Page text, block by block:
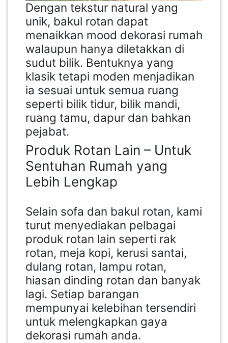
Dengan tekstur natural yang
unik, bakul rotan dapat
menaikkan mood dekorasi rumah
walaupun hanya diletakkan di
sudut bilik. Bentuknya yang
klasik tetapi moden menjadikan
ia sesuai untuk semua ruang
seperti bilik tidur, bilik mandi,
ruang tamu, dapur dan bahkan
pejabat.
Produk Rotan Lain – Untuk
Sentuhan Rumah yang
Lebih Lengkap
Selain sofa dan bakul rotan, kami
turut menyediakan pelbagai
produk rotan lain seperti rak
rotan, meja kopi, kerusi santai,
dulang rotan, lampu rotan,
hiasan dinding rotan dan banyak
lagi. Setiap barangan
mempunyai kelebihan tersendiri
untuk melengkapkan gaya
dekorasi rumah anda.